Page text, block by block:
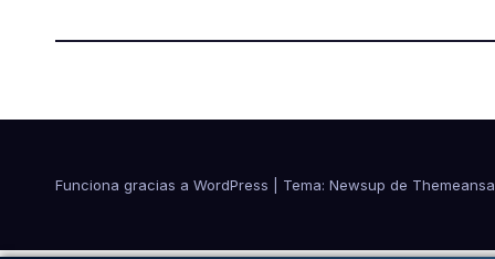
Funciona gracias a WordPress Tema: Newsup de